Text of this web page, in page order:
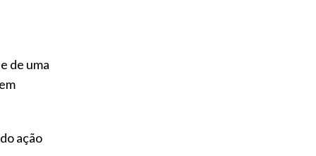
de uma
ação